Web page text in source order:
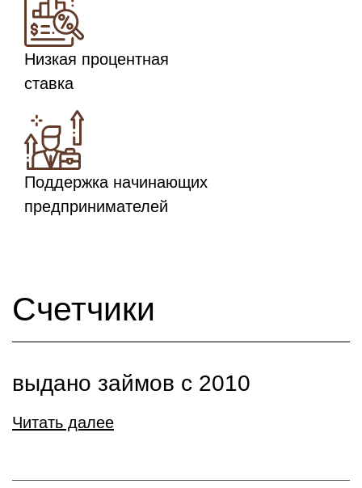
Низкая процентная
ставка
Поддержка начинающих
предпринимателей
Счетчики
выдано займов с 2010
Читать далее